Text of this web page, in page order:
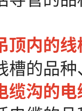
内的线
的品种
沟的电